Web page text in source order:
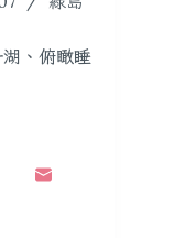
、俯瞰睡